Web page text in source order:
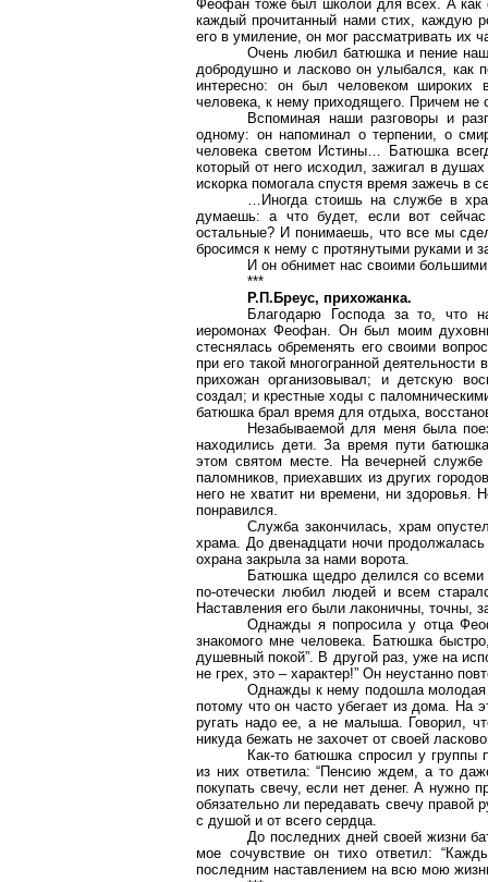
Феофан тоже был школой для всех. А как
каждый прочитанный нами стих, каждую
его в умиление, он мог рассматривать их
Очень любил батюшка и пение
добродушно и ласково он улыбался, как
интересно: он был человеком широких
человека, к нему приходящего. Причем
Вспоминая наши разговоры и
одному: он напоминал о терпении, о
человека светом Истины… Батюшка
который от него исходил, зажигал в
искорка помогала спустя время зажечь в
…Иногда стоишь на службе в
думаешь: а что будет, если вот
остальные? И понимаешь, что все мы
бросимся к нему с протянутыми руками и
И он обнимет нас своими
***
Р.П.Бреус, прихожанка.
Благодарю Господа за то, что
иеромонах Феофан. Он был моим
стеснялась обременять его своими
при его такой многогранной
прихожан организовывал; и детскую
создал; и крестные ходы с
батюшка брал время для отдыха,
Незабываемой для меня была
находились дети. За время пути
этом святом месте. На вечерней
паломников, приехавших из других
него не хватит ни времени, ни здоровья.
понравился.
Служба закончилась, храм
храма. До двенадцати ночи
охрана закрыла за нами ворота.
Батюшка щедро делился со всеми
по-отечески любил людей и всем
Наставления его были лаконичны, точны,
Однажды я попросила у отца
знакомого мне человека. Батюшка
душевный покой”. В другой раз, уже на
не грех, это – характер!” Он неустанно
Однажды к нему подошла молодая
потому что он часто убегает из дома. На
ругать надо ее, а не малыша. Говорил,
никуда бежать не захочет от своей
Как-то батюшка спросил у
из них ответила: “Пенсию ждем, а то
покупать свечу, если нет денег. А нужно
обязательно ли передавать свечу правой
с душой и от всего сердца.
До последних дней своей жизни
мое сочувствие он тихо ответил:
последним наставлением на всю мою